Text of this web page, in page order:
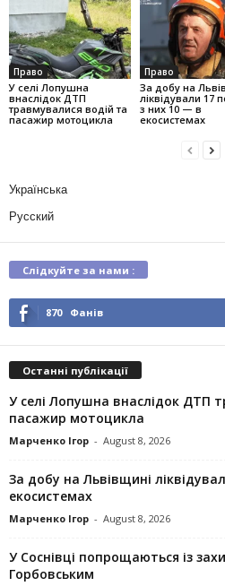
Право
У селі Лопушна
внаслідок ДТП
травмувалися водій та
пасажир мотоцикла
Право
За добу на
ліквідували 17
з них 10 — в
екосистемах
Українська
Русский
Слідкуйте за нами :
870 Фанів
Останні публікації
У селі Лопушна внаслідок ДТП
пасажир мотоцикла
Марченко Ігор - August 8, 2026
За добу на Львівщині
екосистемах
Марченко Ігор - August 8, 2026
У Соснівці попрощаються із
Горбовським